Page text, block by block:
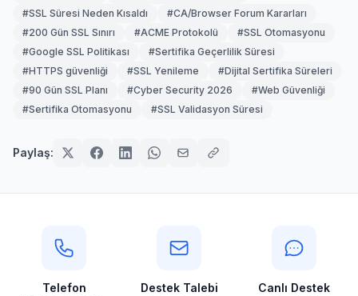
#SSL Süresi Neden Kısaldı
#CA/Browser Forum Kararları
#200 Gün SSL Sınırı
#ACME Protokolü
#SSL Otomasyonu
#Google SSL Politikası
#Sertifika Geçerlilik Süresi
#HTTPS güvenliği
#SSL Yenileme
#Dijital Sertifika Süreleri
#90 Gün SSL Planı
#Cyber Security 2026
#Web Güvenliği
#Sertifika Otomasyonu
#SSL Validasyon Süresi
Paylaş:
Telefon Destek Talebi Canlı Destek